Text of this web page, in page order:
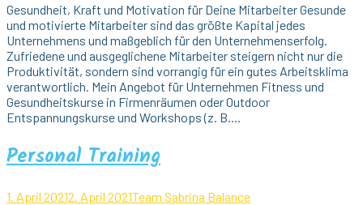
Gesundheit, Kraft und Motivation für Deine Mitarbeiter Gesunde
und motivierte Mitarbeiter sind das größte Kapital jedes
Unternehmens und maßgeblich für den Unternehmenserfolg.
Zufriedene und ausgeglichene Mitarbeiter steigern nicht nur die
Produktivität, sondern sind vorrangig für ein gutes Arbeitsklima
verantwortlich. Mein Angebot für Unternehmen Fitness und
Gesundheitskurse in Firmenräumen oder Outdoor
Entspannungskurse und Workshops (z. B....
Personal Training
1. April 20212. April 2021Team Sabrina Balance